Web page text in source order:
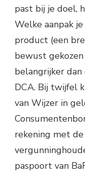
past bij je doel,
Welke aanpak
product (een
bewust
belangrijker
DCA. Bij twijfel
van Wijzer in
rekening met
paspoort van